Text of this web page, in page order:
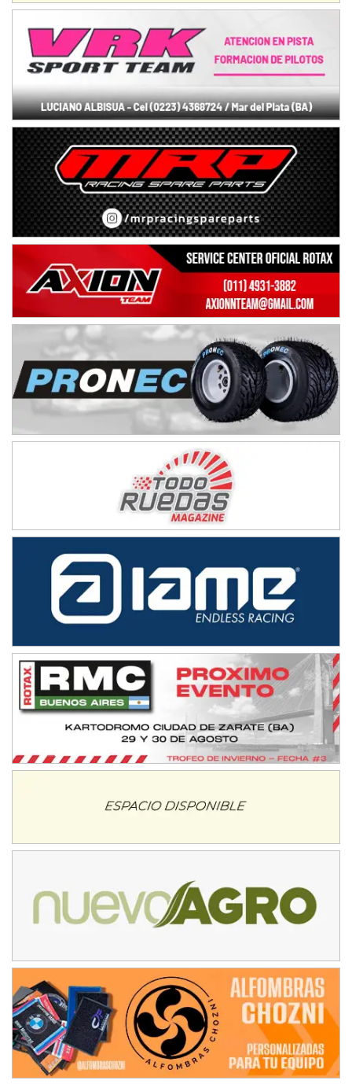
Ciudad de Avellaneda (Asfalto)
Avellaneda (Santa Fe)
José Samuel Sánchez (Tierra)
Rufino (Santa Fe)
TUCUMANO - F5
Juan Navarro (Asfalto)
El Timbó (Tucumán)